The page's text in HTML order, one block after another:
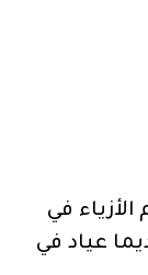
في
ديما عياد في